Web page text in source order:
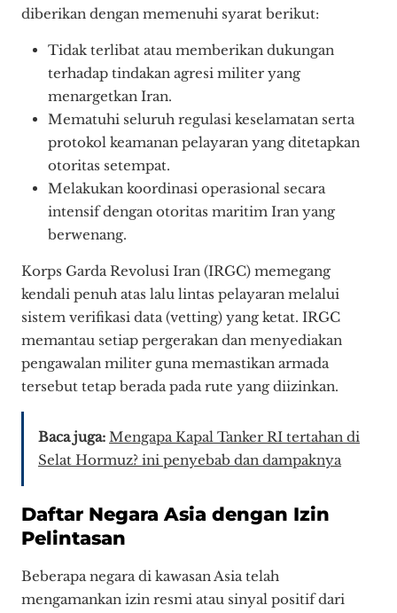
diberikan dengan memenuhi syarat berikut:
Tidak terlibat atau memberikan dukungan
terhadap tindakan agresi militer yang
menargetkan Iran.
Mematuhi seluruh regulasi keselamatan serta
protokol keamanan pelayaran yang ditetapkan
otoritas setempat.
Melakukan koordinasi operasional secara
intensif dengan otoritas maritim Iran yang
berwenang.
Korps Garda Revolusi Iran (IRGC) memegang
kendali penuh atas lalu lintas pelayaran melalui
sistem verifikasi data (vetting) yang ketat. IRGC
memantau setiap pergerakan dan menyediakan
pengawalan militer guna memastikan armada
tersebut tetap berada pada rute yang diizinkan.
Baca juga: Mengapa Kapal Tanker RI tertahan di
Selat Hormuz? ini penyebab dan dampaknya
Daftar Negara Asia dengan Izin
Pelintasan
Beberapa negara di kawasan Asia telah
mengamankan izin resmi atau sinyal positif dari